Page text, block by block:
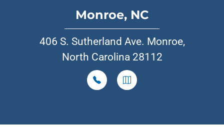
Monroe, NC
406 S. Sutherland Ave. Monroe,
North Carolina 28112